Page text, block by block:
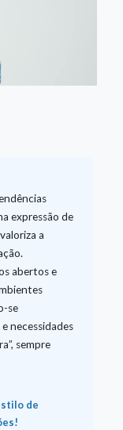
expressão de
a
abertos e
se
necessidades
sempre
de